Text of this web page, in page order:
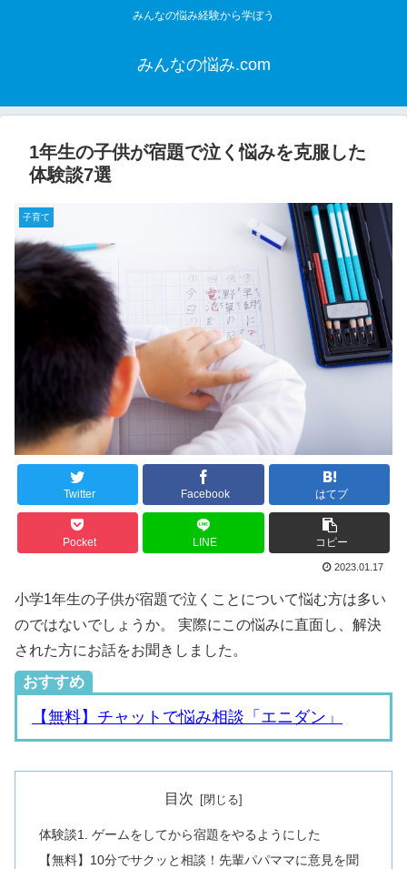
みんなの悩み経験から学ぼう
みんなの悩み.com
1年生の子供が宿題で泣く悩みを克服した
体験談7選
子育て
Twitter Facebook はてブ
Pocket LINE コピー
2023.01.17
小学1年生の子供が宿題で泣くことについて悩む方は多い
のではないでしょうか。 実際にこの悩みに直面し、解決
された方にお話をお聞きしました。
おすすめ
【無料】チャットで悩み相談「エニダン」
目次
体験談1. ゲームをしてから宿題をやるようにした
【無料】10分でサクッと相談！先輩パパママに意見を聞